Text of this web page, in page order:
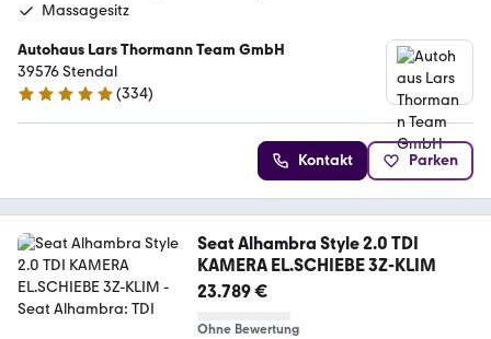
Massagesitz
Autohaus Lars Thormann Team GmbH
39576 Stendal
5 Sterne
(334)
Kontakt Parken
Seat Alhambra Style 2.0 TDI
KAMERA EL.SCHIEBE 3Z-KLIM
23.789 €
Ohne Bewertung